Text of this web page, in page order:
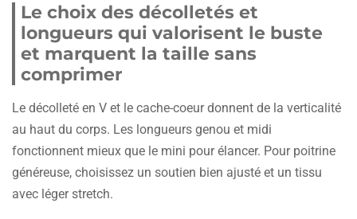
Le choix des décolletés et
longueurs qui valorisent le buste
et marquent la taille sans
comprimer
Le décolleté en V et le cache-coeur donnent de la verticalité
au haut du corps. Les longueurs genou et midi
fonctionnent mieux que le mini pour élancer. Pour poitrine
généreuse, choisissez un soutien bien ajusté et un tissu
avec léger stretch.